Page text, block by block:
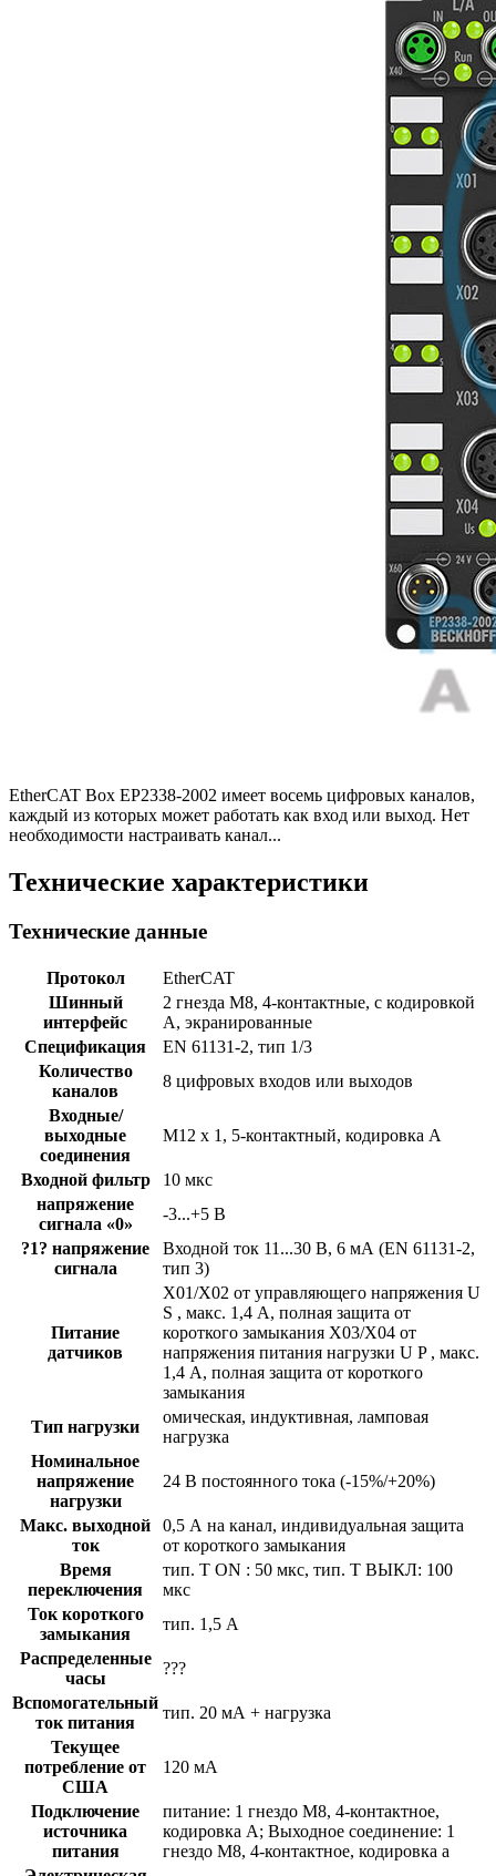
EtherCAT Box EP2338-2002 имеет восемь цифровых каналов,
каждый из которых может работать как вход или выход. Нет
необходимости настраивать канал...
Технические характеристики
Технические данные
Протокол
EtherCAT
Шинный
интерфейс
2 гнезда M8, 4-контактные, с кодировкой
А, экранированные
Спецификация
EN 61131-2, тип 1/3
Количество
каналов
8 цифровых входов или выходов
Входные/
выходные
соединения
M12 x 1, 5-контактный, кодировка А
Входной фильтр
10 мкс
напряжение
сигнала «0»
-3...+5 В
?1? напряжение
сигнала
Входной ток 11...30 В, 6 мА (EN 61131-2,
тип 3)
Питание
датчиков
X01/X02 от управляющего напряжения U
S , макс. 1,4 А, полная защита от
короткого замыкания X03/X04 от
напряжения питания нагрузки U P , макс.
1,4 А, полная защита от короткого
замыкания
Тип нагрузки
омическая, индуктивная, ламповая
нагрузка
Номинальное
напряжение
нагрузки
24 В постоянного тока (-15%/+20%)
Макс. выходной
ток
0,5 А на канал, индивидуальная защита
от короткого замыкания
Время
переключения
тип. T ON : 50 мкс, тип. Т ВЫКЛ: 100
мкс
Ток короткого
замыкания
тип. 1,5 А
Распределенные
часы
???
Вспомогательный
ток питания
тип. 20 мА + нагрузка
Текущее
потребление от
США
120 мА
Подключение
источника
питания
питание: 1 гнездо M8, 4-контактное,
кодировка А; Выходное соединение: 1
гнездо M8, 4-контактное, кодировка a